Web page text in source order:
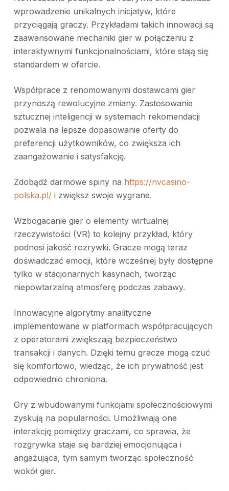
wprowadzenie unikalnych inicjatyw, które
przyciągają graczy. Przykładami takich innowacji są
zaawansowane mechaniki gier w połączeniu z
interaktywnymi funkcjonalnościami, które stają się
standardem w ofercie.
Współprace z renomowanymi dostawcami gier
przynoszą rewolucyjne zmiany. Zastosowanie
sztucznej inteligencji w systemach rekomendacji
pozwala na lepsze dopasowanie oferty do
preferencji użytkowników, co zwiększa ich
zaangażowanie i satysfakcję.
Zdobądź darmowe spiny na https://nvcasino-
polska.pl/i zwiększ swoje wygrane.
Wzbogacanie gier o elementy wirtualnej
rzeczywistości (VR) to kolejny przykład, który
podnosi jakość rozrywki. Gracze mogą teraz
doświadczać emocji, które wcześniej były dostępne
tylko w stacjonarnych kasynach, tworząc
niepowtarzalną atmosferę podczas zabawy.
Innowacyjne algorytmy analityczne
implementowane w platformach współpracujących
z operatorami zwiększają bezpieczeństwo
transakcji i danych. Dzięki temu gracze mogą czuć
się komfortowo, wiedząc, że ich prywatność jest
odpowiednio chroniona.
Gry z wbudowanymi funkcjami społecznościowymi
zyskują na popularności. Umożliwiają one
interakcję pomiędzy graczami, co sprawia, że
rozgrywka staje się bardziej emocjonująca i
angażująca, tym samym tworząc społeczność
wokół gier.